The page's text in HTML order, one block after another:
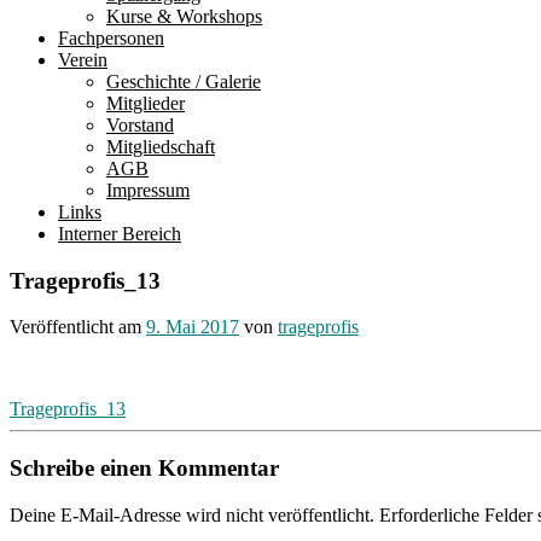
Kurse & Workshops
Fachpersonen
Verein
Geschichte / Galerie
Mitglieder
Vorstand
Mitgliedschaft
AGB
Impressum
Links
Interner Bereich
Trageprofis_13
Veröffentlicht am 9. Mai 2017 von trageprofis
Beitragsnavigation
Trageprofis_13
Schreibe einen Kommentar
Deine E-Mail-Adresse wird nicht veröffentlicht. Erforderliche Felder